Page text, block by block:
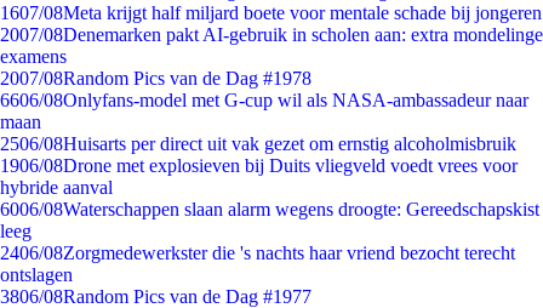
1607/08Meta krijgt half miljard boete voor mentale schade bij jongeren
2007/08Denemarken pakt AI-gebruik in scholen aan: extra mondelinge
examens
2007/08Random Pics van de Dag #1978
6606/08Onlyfans-model met G-cup wil als NASA-ambassadeur naar
maan
2506/08Huisarts per direct uit vak gezet om ernstig alcoholmisbruik
1906/08Drone met explosieven bij Duits vliegveld voedt vrees voor
hybride aanval
6006/08Waterschappen slaan alarm wegens droogte: Gereedschapskist
leeg
2406/08Zorgmedewerkster die 's nachts haar vriend bezocht terecht
ontslagen
3806/08Random Pics van de Dag #1977